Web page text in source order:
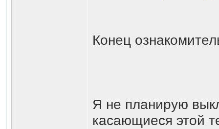
Конец
Я не планирую
касающиеся этой